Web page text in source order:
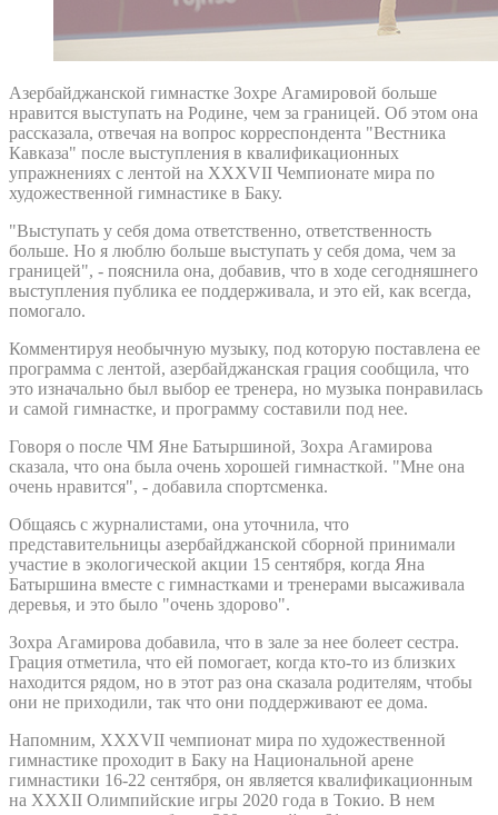
Азербайджанской гимнастке Зохре Агамировой больше
нравится выступать на Родине, чем за границей. Об этом она
рассказала, отвечая на вопрос корреспондента "Вестника
Кавказа" после выступления в квалификационных
упражнениях с лентой на XXXVII Чемпионате мира по
художественной гимнастике в Баку.
"Выступать у себя дома ответственно, ответственность
больше. Но я люблю больше выступать у себя дома, чем за
границей", - пояснила она, добавив, что в ходе сегодняшнего
выступления публика ее поддерживала, и это ей, как всегда,
помогало.
Комментируя необычную музыку, под которую поставлена ее
программа с лентой, азербайджанская грация сообщила, что
это изначально был выбор ее тренера, но музыка понравилась
и самой гимнастке, и программу составили под нее.
Говоря о после ЧМ Яне Батыршиной, Зохра Агамирова
сказала, что она была очень хорошей гимнасткой. "Мне она
очень нравится", - добавила спортсменка.
Общаясь с журналистами, она уточнила, что
представительницы азербайджанской сборной принимали
участие в экологической акции 15 сентября, когда Яна
Батыршина вместе с гимнастками и тренерами высаживала
деревья, и это было "очень здорово".
Зохра Агамирова добавила, что в зале за нее болеет сестра.
Грация отметила, что ей помогает, когда кто-то из близких
находится рядом, но в этот раз она сказала родителям, чтобы
они не приходили, так что они поддерживают ее дома.
Напомним, XXXVII чемпионат мира по художественной
гимнастике проходит в Баку на Национальной арене
гимнастики 16-22 сентября, он является квалификационным
на XXXII Олимпийские игры 2020 года в Токио. В нем